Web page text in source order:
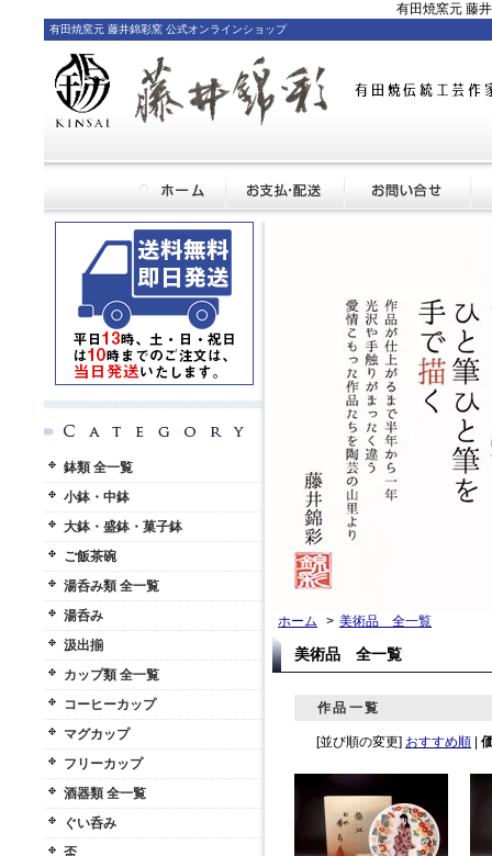
有田焼窯元 藤
有田焼窯元 藤井錦彩窯 公式オンラインショップ
鉢類 全一覧
小鉢・中鉢
大鉢・盛鉢・菓子鉢
ご飯茶碗
湯呑み類 全一覧
湯呑み
汲出揃
カップ類 全一覧
コーヒーカップ
マグカップ
フリーカップ
酒器類 全一覧
ぐい呑み
盃
ホーム > 美術品 全一覧
美術品 全一覧
作品一覧
[並び順の変更] おすすめ順